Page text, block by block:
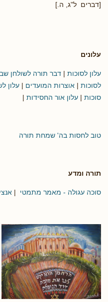
[דברים ל"ג, ה.]
עלונים
עלון לסוכות | דבר תורה לשולחן
לסוכות | אוצרות המועדים | עלון
סוכות | עלון אור החסידות |
טוב לחסות בה' שמחת תורה
תורה ומדע
סוכה עגולה - מאמר מתמטי |